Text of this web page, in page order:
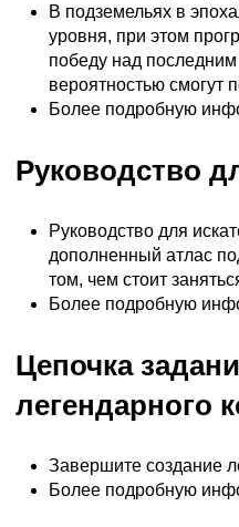
В подземельях в
уровня, при этом
победу над
вероятностью смогут
Более подробную
Руководство
Руководство для
дополненный атлас
том, чем стоит
Более подробную
Цепочка
легендарного
Завершите создание
Более подробную